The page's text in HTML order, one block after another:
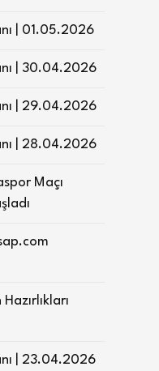
| 01.05.2026
| 30.04.2026
| 29.04.2026
| 28.04.2026
Maçı
| 23.04.2026